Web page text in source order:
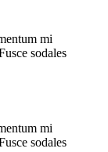
mi
sodales
mi
sodales